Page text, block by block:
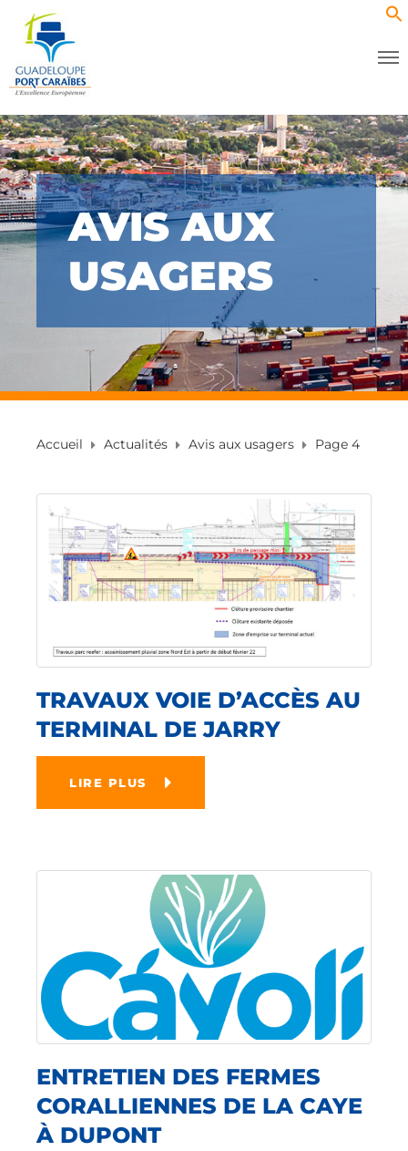
AVIS AUX
USAGERS
Accueil Actualités Avis aux usagers Page 4
TRAVAUX VOIE D’ACCÈS AU
TERMINAL DE JARRY
LIRE PLUS
ENTRETIEN DES FERMES
CORALLIENNES DE LA CAYE
À DUPONT